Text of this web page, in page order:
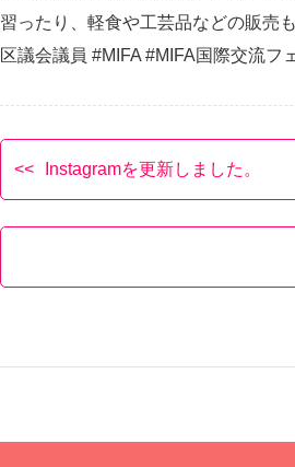
習ったり、軽食や工芸品などの販売
区議会議員 #MIFA #MIFA国際交流
Instagramを更新しました。